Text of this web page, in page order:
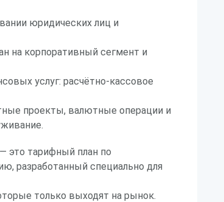
юридических лиц и
на корпоративный сегмент и
услуг: расчётно-кассовое
проекты, валютные операции и
— это тарифный план по
разработанный специально для
только выходят на рынок.